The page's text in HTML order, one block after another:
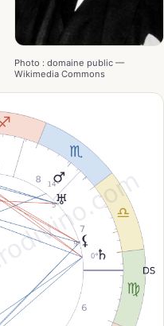
Photo : domaine public —
Wikimedia Commons